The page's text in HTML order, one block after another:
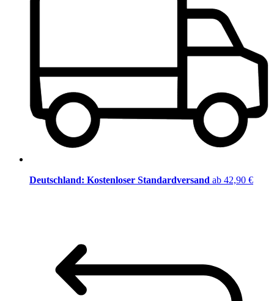
Deutschland: Kostenloser Standardversand ab 42,90 €